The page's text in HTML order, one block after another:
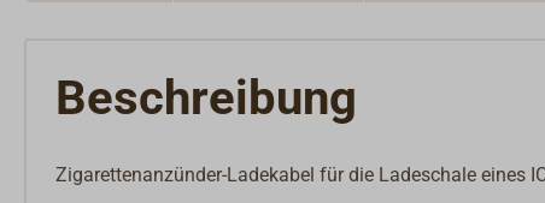
Beschreibung
Zigarettenanzünder-Ladekabel für die Ladeschale eines